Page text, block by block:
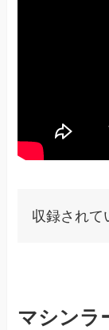
収録されて
マシンラ